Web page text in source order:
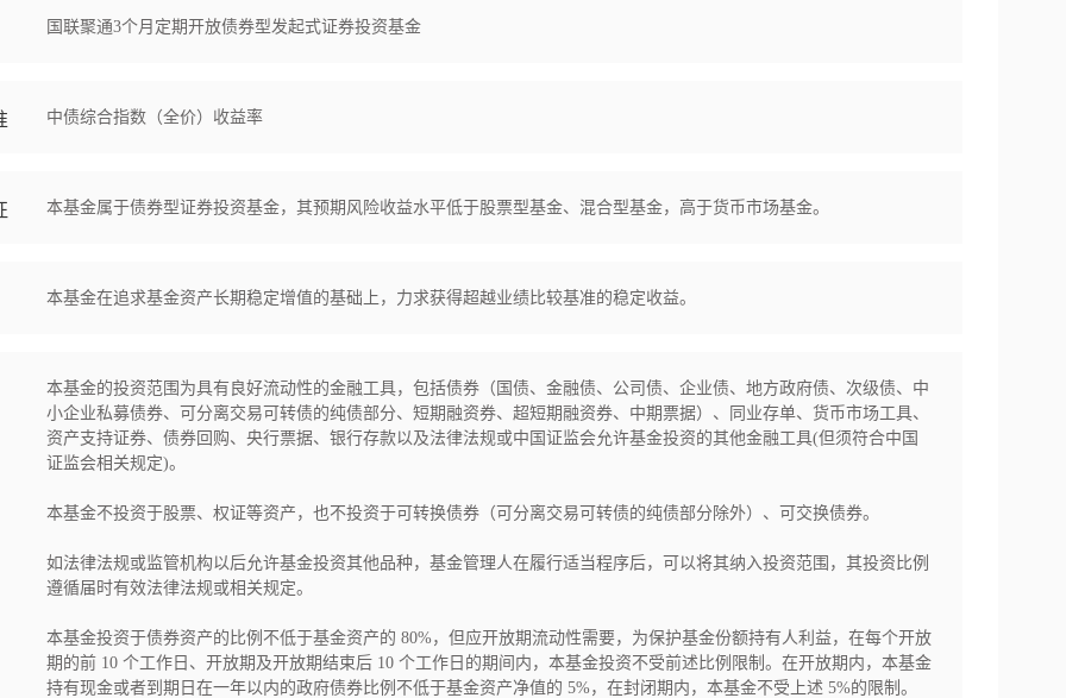
国联聚通3个月定期开放债券型发起式证券投资基金
中债综合指数（全价）收益率
本基金属于债券型证券投资基金，其预期风险收益水平低于股票型基金、混合型基金，高于货币市场基金。
本基金在追求基金资产长期稳定增值的基础上，力求获得超越业绩比较基准的稳定收益。
本基金的投资范围为具有良好流动性的金融工具，包括债券（国债、金融债、公司债、企业债、地方政府债、次级债、中
小企业私募债券、可分离交易可转债的纯债部分、短期融资券、超短期融资券、中期票据）、同业存单、货币市场工具、
资产支持证券、债券回购、央行票据、银行存款以及法律法规或中国证监会允许基金投资的其他金融工具(但须符合中国
证监会相关规定)。
本基金不投资于股票、权证等资产，也不投资于可转换债券（可分离交易可转债的纯债部分除外）、可交换债券。
如法律法规或监管机构以后允许基金投资其他品种，基金管理人在履行适当程序后，可以将其纳入投资范围，其投资比例
遵循届时有效法律法规或相关规定。
本基金投资于债券资产的比例不低于基金资产的 80%，但应开放期流动性需要，为保护基金份额持有人利益，在每个开放
期的前 10 个工作日、开放期及开放期结束后 10 个工作日的期间内，本基金投资不受前述比例限制。在开放期内，本基金
持有现金或者到期日在一年以内的政府债券比例不低于基金资产净值的 5%，在封闭期内，本基金不受上述 5%的限制。